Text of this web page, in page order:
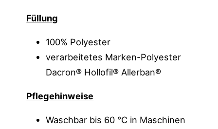
Füllung
100% Polyester
verarbeitetes Marken-Polyester
Dacron® Hollofil® Allerban®
Pflegehinweise
Waschbar bis 60 °C in Maschinen